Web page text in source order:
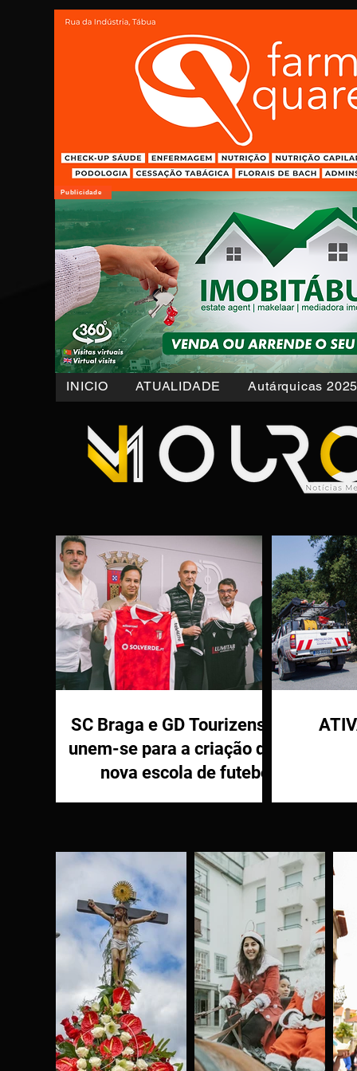
INICIO ATUALIDADE Autárquicas 2025
Publicidade
SC Braga e GD Tourizense
unem-se para a criação de
nova escola de futebol